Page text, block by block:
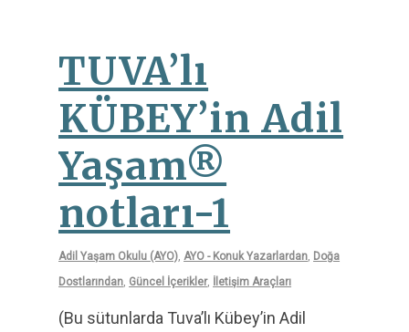
TUVA’lı
KÜBEY’in Adil
Yaşam®
notları-1
Adil Yaşam Okulu (AYO) AYO - Konuk Yazarlardan Doğa
Dostlarından Güncel İçerikler, İletişim Araçları
(Bu sütunlarda Tuva’lı Kübey’in Adil